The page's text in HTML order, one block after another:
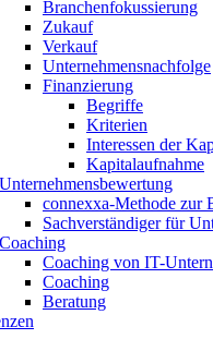
Branchenfokussierung
Zukauf
Verkauf
Unternehmensnachfolge
Finanzierung
Begriffe
Kriterien
Interessen der
Kapitalaufnahme
Unternehmensbewertung
connexxa-Methode zur
Sachverständiger für
Coaching
Coaching von IT-
Coaching
Beratung